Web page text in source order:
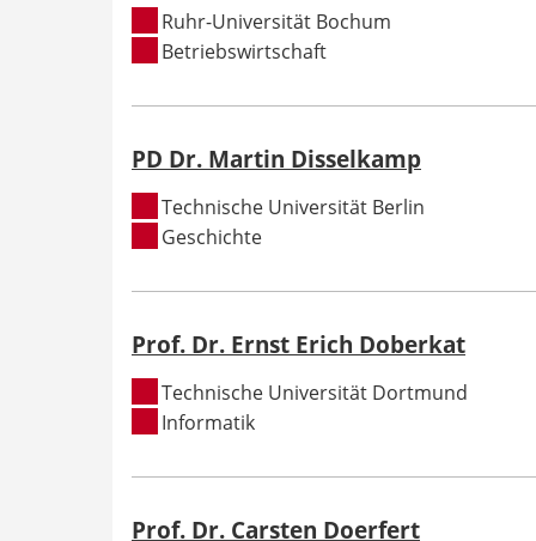
Ruhr-Universität Bochum
Betriebswirtschaft
PD Dr. Martin Disselkamp
Technische Universität Berlin
Geschichte
Prof. Dr. Ernst Erich Doberkat
Technische Universität Dortmund
Informatik
Prof. Dr. Carsten Doerfert